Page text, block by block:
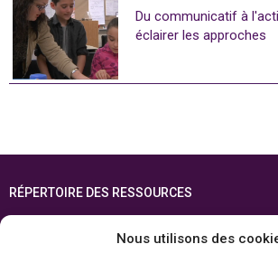
Nous utilisons des
Du communicatif à
éclairer les approches
RÉPERTOIRE DES RESSOURCES